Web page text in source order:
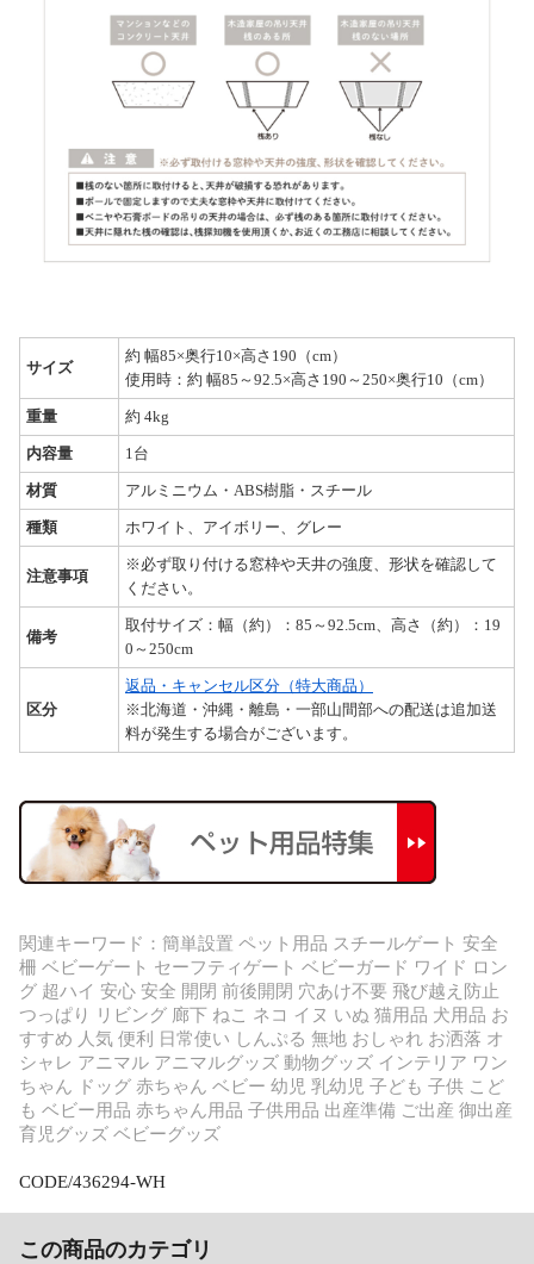
サイズ
約 幅85×奥行10×高さ190（cm）
使用時：約 幅85～92.5×高さ190～250×奥行10（cm）
重量 約 4kg
内容量 1台
材質 アルミニウム・ABS樹脂・スチール
種類 ホワイト、アイボリー、グレー
注意事項
※必ず取り付ける窓枠や天井の強度、形状を確認して
ください。
備考
取付サイズ：幅（約）：85～92.5cm、高さ（約）：19
0～250cm
区分
返品・キャンセル区分（特大商品）
※北海道・沖縄・離島・一部山間部への配送は追加送
料が発生する場合がございます。
関連キーワード：簡単設置 ペット用品 スチールゲート 安全
柵 ベビーゲート セーフティゲート ベビーガード ワイド ロン
グ 超ハイ 安心 安全 開閉 前後開閉 穴あけ不要 飛び越え防止
つっぱり リビング 廊下 ねこ ネコ イヌ いぬ 猫用品 犬用品 お
すすめ 人気 便利 日常使い しんぷる 無地 おしゃれ お洒落 オ
シャレ アニマル アニマルグッズ 動物グッズ インテリア ワン
ちゃん ドッグ 赤ちゃん ベビー 幼児 乳幼児 子ども 子供 こど
も ベビー用品 赤ちゃん用品 子供用品 出産準備 ご出産 御出産
育児グッズ ベビーグッズ
CODE/436294-WH
この商品のカテゴリ